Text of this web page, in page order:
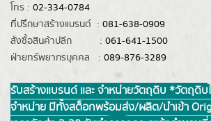
โทร : 02-334-0784
ที่ปรึกษาสร้างแบรนด์ : 081-638-0909
สั่งซื้อสินค้าปลีก : 061-641-1500
ฝ่ายทรัพยากรบุคคล : 089-876-3289
รับสร้างแบรนด์ และ จำหน่ายวัตถุดิบ *วัตถุดิ
จำหน่าย มีทั้งสต็อกพร้อมส่ง/ผลิต/นำเข้า